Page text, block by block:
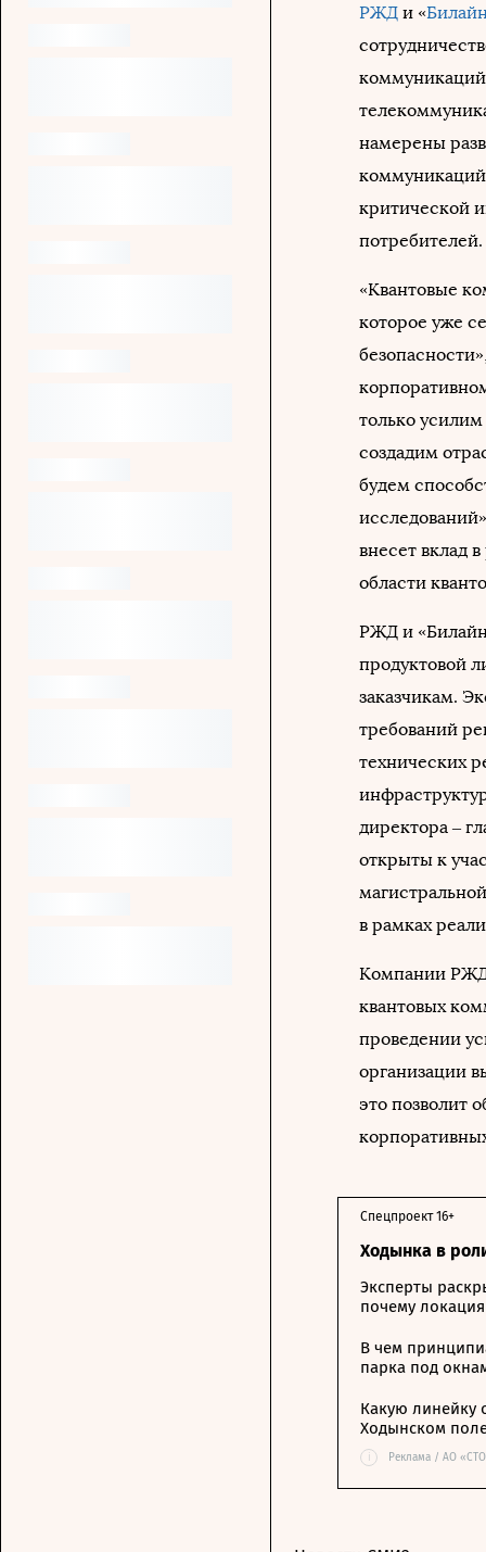
РЖД и «
намерены
критической
потребителей.
«Квантовые
которое уже
только
создадим
будем
внесет вклад
области
РЖД и
продуктовой
заказчикам.
требований
технических
директора –
открыты к
в рамках
Компании РЖД
квантовых
проведении
организации
это позволит
Ходынка в
Спецпроект 16+
Эксперты
почему
В чем
парка под
Какую линейку
Ходынском
i Реклама / АО